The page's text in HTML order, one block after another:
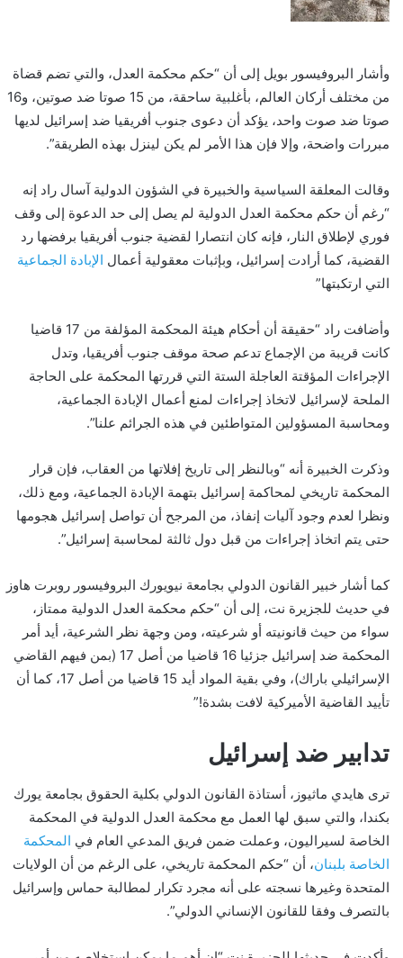
وأشار البروفيسور بويل إلى أن “حكم محكمة العدل، والتي تضم قضاة
من مختلف أركان العالم، بأغلبية ساحقة، من 15 صوتا ضد صوتين، و16
صوتا ضد صوت واحد، يؤكد أن دعوى جنوب أفريقيا ضد إسرائيل لديها
مبررات واضحة، وإلا فإن هذا الأمر لم يكن لينزل بهذه الطريقة”.
وقالت المعلقة السياسية والخبيرة في الشؤون الدولية آسال راد إنه
“رغم أن حكم محكمة العدل الدولية لم يصل إلى حد الدعوة إلى وقف
فوري لإطلاق النار، فإنه كان انتصارا لقضية جنوب أفريقيا برفضها رد
القضية، كما أرادت إسرائيل، وبإثبات معقولية أعمال الإبادة الجماعية
التي ارتكبتها”
وأضافت راد “حقيقة أن أحكام هيئة المحكمة المؤلفة من 17 قاضيا
كانت قريبة من الإجماع تدعم صحة موقف جنوب أفريقيا، وتدل
الإجراءات المؤقتة العاجلة الستة التي قررتها المحكمة على الحاجة
الملحة لإسرائيل لاتخاذ إجراءات لمنع أعمال الإبادة الجماعية،
ومحاسبة المسؤولين المتواطئين في هذه الجرائم علنا”.
وذكرت الخبيرة أنه “وبالنظر إلى تاريخ إفلاتها من العقاب، فإن قرار
المحكمة تاريخي لمحاكمة إسرائيل بتهمة الإبادة الجماعية، ومع ذلك،
ونظرا لعدم وجود آليات إنفاذ، من المرجح أن تواصل إسرائيل هجومها
حتى يتم اتخاذ إجراءات من قبل دول ثالثة لمحاسبة إسرائيل”.
كما أشار خبير القانون الدولي بجامعة نيويورك البروفيسور روبرت هاوز
في حديث للجزيرة نت، إلى أن “حكم محكمة العدل الدولية ممتاز،
سواء من حيث قانونيته أو شرعيته، ومن وجهة نظر الشرعية، أيد أمر
المحكمة ضد إسرائيل جزئيا 16 قاضيا من أصل 17 (بمن فيهم القاضي
الإسرائيلي باراك)، وفي بقية المواد أيد 15 قاضيا من أصل 17، كما أن
تأييد القاضية الأميركية لافت بشدة!”
تدابير ضد إسرائيل
ترى هايدي ماثيوز، أستاذة القانون الدولي بكلية الحقوق بجامعة يورك
بكندا، والتي سبق لها العمل مع محكمة العدل الدولية في المحكمة
الخاصة لسيراليون، وعملت ضمن فريق المدعي العام في المحكمة
الخاصة بلبنان، أن “حكم المحكمة تاريخي، على الرغم من أن الولايات
المتحدة وغيرها نسجته على أنه مجرد تكرار لمطالبة حماس وإسرائيل
بالتصرف وفقا للقانون الإنساني الدولي”.